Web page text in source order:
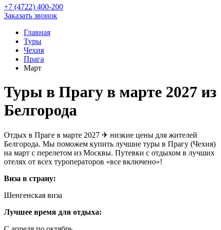
+7 (4722) 400-200
Заказать звонок
Главная
Туры
Чехия
Прага
Март
Туры в Прагу в марте 2027 из
Белгорода
Отдых в Праге в марте 2027 ✈ низкие цены для жителей
Белгорода. Мы поможем купить лучшие туры в Прагу (Чехия)
на март с перелетом из Москвы. Путевки с отдыхом в лучших
отелях от всех туроператоров «все включено»!
Виза в страну:
Шенгенская виза
Лучшее время для отдыха: